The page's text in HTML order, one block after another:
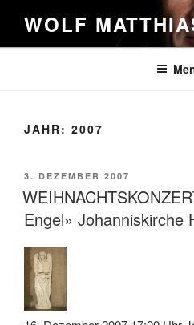
Inhalt
springen
WOLF
JAHR: 2007
VERÖFFENTLICHT
AM
3. DEZEMBER 2007
Engel» Johanniskirche